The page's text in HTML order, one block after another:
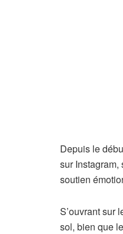
Depuis le
sur
soutien
S’ouvrant sur
sol, bien que